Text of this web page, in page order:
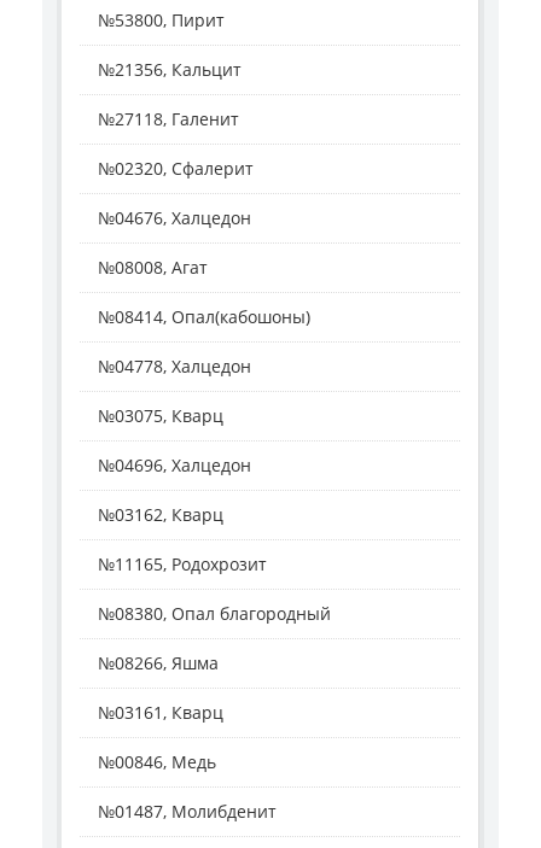
№53800, Пирит
№21356, Кальцит
№27118, Галенит
№02320, Сфалерит
№04676, Халцедон
№08008, Агат
№08414, Опал(кабошоны)
№04778, Халцедон
№03075, Кварц
№04696, Халцедон
№03162, Кварц
№11165, Родохрозит
№08380, Опал благородный
№08266, Яшма
№03161, Кварц
№00846, Медь
№01487, Молибденит